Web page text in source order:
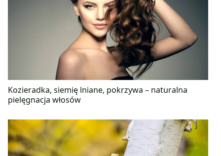
Kozieradka, siemię lniane, pokrzywa – naturalna
pielęgnacja włosów